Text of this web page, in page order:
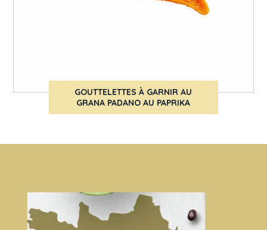
GOUTTELETTES À GARNIR AU
GRANA PADANO AU PAPRIKA